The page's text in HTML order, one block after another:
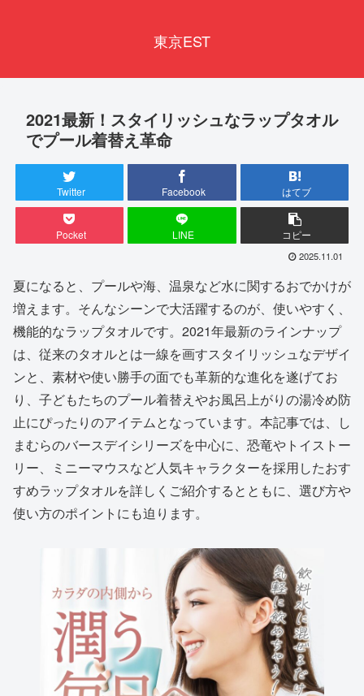
東京EST
2021最新！スタイリッシュなラップタオル
でプール着替え革命
Twitter Facebook はてブ
Pocket LINE コピー
2025.11.01
夏になると、プールや海、温泉など水に関するおでかけが
増えます。そんなシーンで大活躍するのが、使いやすく、
機能的なラップタオルです。2021年最新のラインナップ
は、従来のタオルとは一線を画すスタイリッシュなデザイ
ンと、素材や使い勝手の面でも革新的な進化を遂げてお
り、子どもたちのプール着替えやお風呂上がりの湯冷め防
止にぴったりのアイテムとなっています。本記事では、し
まむらのバースデイシリーズを中心に、恐竜やトイストー
リー、ミニーマウスなど人気キャラクターを採用したおす
すめラップタオルを詳しくご紹介するとともに、選び方や
使い方のポイントにも迫ります。